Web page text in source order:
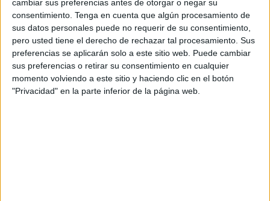
cambiar sus preferencias antes de otorgar o negar su
consentimiento. Tenga en cuenta que algún procesamiento de
sus datos personales puede no requerir de su consentimiento,
pero usted tiene el derecho de rechazar tal procesamiento. Sus
preferencias se aplicarán solo a este sitio web. Puede cambiar
sus preferencias o retirar su consentimiento en cualquier
momento volviendo a este sitio y haciendo clic en el botón
"Privacidad" en la parte inferior de la página web.
seguridaddieron lugar a la detención de 3.795 adultos
marroquíes, además de 141 menores marroquíes y 519 de
otras nacionalidades.
En total han sido 6 los intentos de pase, habiéndose
focalizado la mayoría de ellos en el domingo , en
distintos momentos.